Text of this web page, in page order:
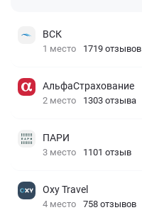
ВСК
1 место 1719 отзывов
АльфаСтрахование
2 место 1303 отзыва
ПАРИ
3 место 1101 отзыв
Oxy Travel
4 место 758 отзывов